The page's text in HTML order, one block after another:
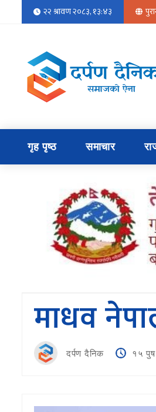
२२ श्रावण २०८३, १३:४३
गृह पृष्ठ समाचार
माधव
दर्पण दैनिक १५